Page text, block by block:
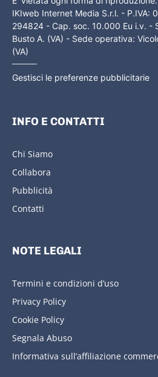
IKIweb Internet Media S.r.l. - P.IVA:
294824 - Cap. soc. 10.000 Eu i.v. -
Busto A. (VA) - Sede operativa:
(VA)
Gestisci le preferenze pubblicitarie
INFO E CONTATTI
Chi Siamo
Collabora
Pubblicità
Contatti
NOTE LEGALI
Termini e condizioni d’uso
Privacy Policy
Cookie Policy
Segnala Abuso
Informativa sull’affiliazione